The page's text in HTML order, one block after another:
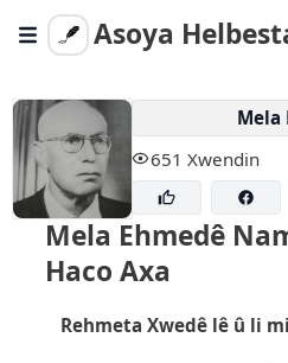
Asoya
Gotar
Helbestên Tevlihev
Helbest Bişîne
Lêgerîna Berfireh
Mela
651 Xwendin
Mela Ehmedê
Haco Axa
Rehmeta Xwedê lê û li